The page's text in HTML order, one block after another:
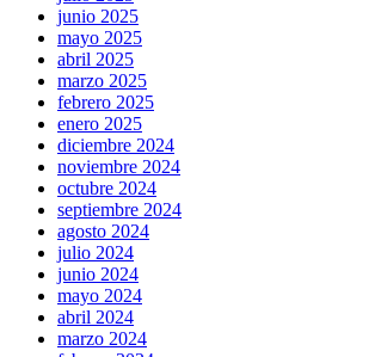
junio 2025
mayo 2025
abril 2025
marzo 2025
febrero 2025
enero 2025
diciembre 2024
noviembre 2024
octubre 2024
septiembre 2024
agosto 2024
julio 2024
junio 2024
mayo 2024
abril 2024
marzo 2024